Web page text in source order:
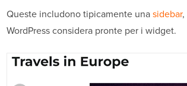
Queste includono tipicamente unasidebar,
WordPress considera pronte per i widget.